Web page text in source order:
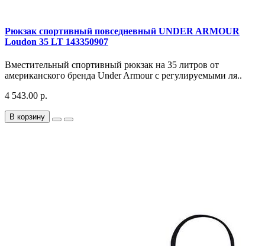
Рюкзак спортивный повседневный UNDER ARMOUR
Loudon 35 LT 143350907
Вместительный спортивный рюкзак на 35 литров от
американского бренда Under Armour с регулируемыми ля..
4 543.00 р.
В корзину